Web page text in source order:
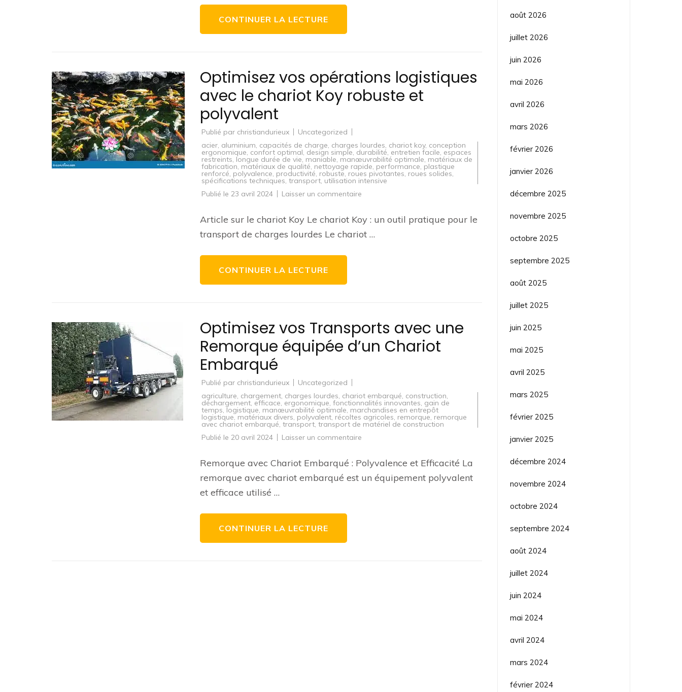
CONTINUER LA LECTURE
Optimisez vos opérations logistiques
avec le chariot Koy robuste et
polyvalent
Publié par christiandurieux
Uncategorized
acier, aluminium, capacités de charge, charges lourdes, chariot koy, conception
ergonomique, confort optimal, design simple, durabilité, entretien facile, espaces
restreints, longue durée de vie, maniable, manœuvrabilité optimale, matériaux de
fabrication, matériaux de qualité, nettoyage rapide, performance, plastique
renforcé, polyvalence, productivité, robuste, roues pivotantes, roues solides,
spécifications techniques, transport, utilisation intensive
Publié le 23 avril 2024 Laisser un commentaire
logistiques
le
Article sur le chariot Koy Le chariot Koy : un outil pratique pour le
transport de charges lourdes Le chariot …
CONTINUER LA LECTURE
Optimisez vos Transports avec une
Remorque équipée d’un Chariot
Embarqué
Publié par christiandurieux
Uncategorized
agriculture, chargement, charges lourdes, chariot embarqué, construction,
déchargement, efficace, ergonomique, fonctionnalités innovantes, gain de
temps,logistique, manœuvrabilité optimale, marchandises en entrepôt
logistique, matériaux divers, polyvalent, récoltes agricoles, remorque, remorque
avec chariot embarqué, transport, transport de matériel de construction
Publié le 20 avril 2024 Laisser un commentaire
Transports
avec
Remorque
Remorque avec Chariot Embarqué : Polyvalence et Efficacité La
remorque avec chariot embarqué est un équipement polyvalent
et efficace utilisé …
CONTINUER LA LECTURE
août 2026
juillet 2026
juin 2026
mai 2026
avril 2026
mars 2026
février 2026
janvier 2026
décembre 2025
novembre 2025
octobre 2025
septembre 2025
août 2025
juillet 2025
juin 2025
mai 2025
avril 2025
mars 2025
février 2025
janvier 2025
décembre 2024
novembre 2024
octobre 2024
septembre 2024
août 2024
juillet 2024
juin 2024
mai 2024
avril 2024
mars 2024
février 2024